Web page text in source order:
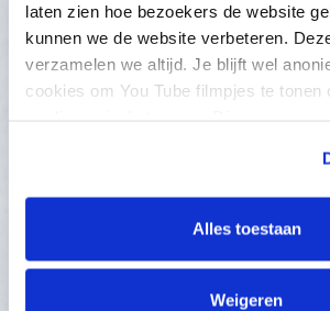
laten zien hoe bezoekers de website
kunnen we de website verbeteren.
verzamelen we altijd. Je blijft wel
cookies om You Tube filmpjes te tonen
informatie. LET OP, om te kunnen
cookies accepteren. U kunt altijd
Alles toestaan
Weigeren
Klacht over
zorg